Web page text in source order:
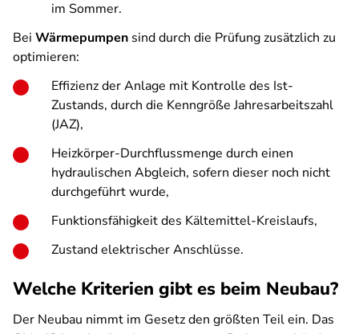
im Sommer.
Bei Wärmepumpen sind durch die Prüfung zusätzlich zu
optimieren:
Effizienz der Anlage mit Kontrolle des Ist-
Zustands, durch die Kenngröße Jahresarbeitszahl
(JAZ),
Heizkörper-Durchflussmenge durch einen
hydraulischen Abgleich, sofern dieser noch nicht
durchgeführt wurde,
Funktionsfähigkeit des Kältemittel-Kreislaufs,
Zustand elektrischer Anschlüsse.
Welche Kriterien gibt es beim Neubau?
Der Neubau nimmt im Gesetz den größten Teil ein. Das